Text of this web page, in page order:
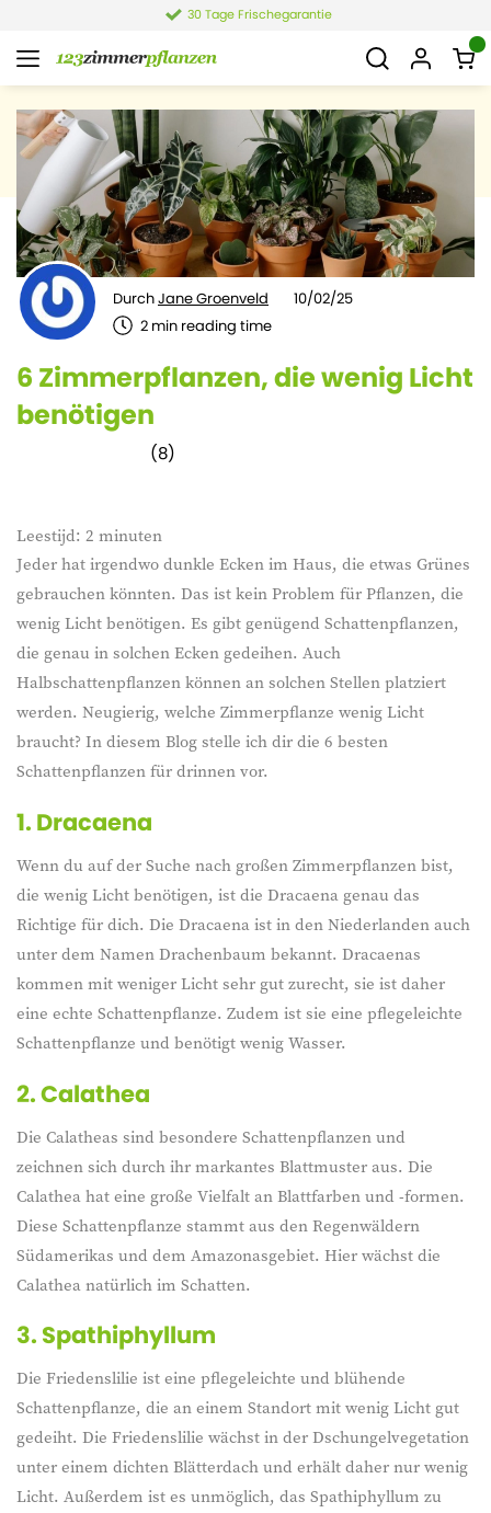
4,4 von 6.021 Bewertungen
DurchJane Groenveld
10/02/25
2 min reading time
6 Zimmerpflanzen, die wenig Licht
benötigen
(8)
Leestijd: 2 minuten
Jeder hat irgendwo dunkle Ecken im Haus, die etwas Grünes
gebrauchen könnten. Das ist kein Problem für Pflanzen, die
wenig Licht benötigen. Es gibt genügend Schattenpflanzen,
die genau in solchen Ecken gedeihen. Auch
Halbschattenpflanzen können an solchen Stellen platziert
werden. Neugierig, welche Zimmerpflanze wenig Licht
braucht? In diesem Blog stelle ich dir die 6 besten
Schattenpflanzen für drinnen vor.
1. Dracaena
Wenn du auf der Suche nach großen Zimmerpflanzen bist,
die wenig Licht benötigen, ist die Dracaena genau das
Richtige für dich. Die Dracaena ist in den Niederlanden auch
unter dem Namen Drachenbaum bekannt. Dracaenas
kommen mit weniger Licht sehr gut zurecht, sie ist daher
eine echte Schattenpflanze. Zudem ist sie eine pflegeleichte
Schattenpflanze und benötigt wenig Wasser.
2.Calathea
Die Calatheas sind besondere Schattenpflanzen und
zeichnen sich durch ihr markantes Blattmuster aus. Die
Calathea hat eine große Vielfalt an Blattfarben und -formen.
Diese Schattenpflanze stammt aus den Regenwäldern
Südamerikas und dem Amazonasgebiet. Hier wächst die
Calathea natürlich im Schatten.
3. Spathiphyllum
Die Friedenslilie ist eine pflegeleichte und blühende
Schattenpflanze, die an einem Standort mit wenig Licht gut
gedeiht. Die Friedenslilie wächst in der Dschungelvegetation
unter einem dichten Blätterdach und erhält daher nur wenig
Licht. Außerdem ist es unmöglich, das Spathiphyllum zu